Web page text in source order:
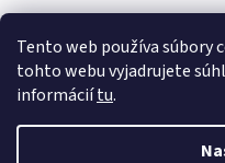
Tento web používa súbory
tohto webu vyjadrujete
informáciítu.